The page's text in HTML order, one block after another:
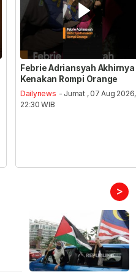
Febrie Adriansyah Akhirnya
Kenakan Rompi Orange
Dailynews - Jumat , 07 Aug 2026,
22:30 WIB
>